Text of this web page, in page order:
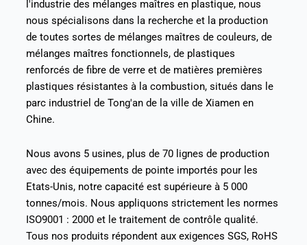
l'industrie des mélanges maîtres en plastique, nous
nous spécialisons dans la recherche et la production
de toutes sortes de mélanges maîtres de couleurs, de
mélanges maîtres fonctionnels, de plastiques
renforcés de fibre de verre et de matières premières
plastiques résistantes à la combustion, situés dans le
parc industriel de Tong'an de la ville de Xiamen en
Chine.
Nous avons 5 usines, plus de 70 lignes de production
avec des équipements de pointe importés pour les
Etats-Unis, notre capacité est supérieure à 5 000
tonnes/mois. Nous appliquons strictement les normes
ISO9001 : 2000 et le traitement de contrôle qualité.
Tous nos produits répondent aux exigences SGS, RoHS